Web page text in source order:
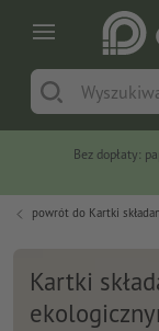
Bez dopłaty:
powrót do Kartki
Kartki